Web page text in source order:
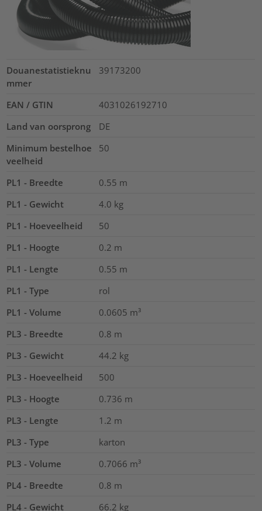
Douanestatistieknu
mmer
39173200
EAN / GTIN
4031026192710
Land van oorsprong
DE
Minimum bestelhoe
veelheid
50
PL1 - Breedte 0.55 m
PL1 - Gewicht
4.0 kg
PL1 - Hoeveelheid
50
PL1 - Hoogte
0.2 m
PL1 - Lengte
0.55 m
PL1 - Type
rol
PL1 - Volume
0.0605 m³
PL3 - Breedte
0.8 m
PL3 - Gewicht
44.2 kg
PL3 - Hoeveelheid
500
PL3 - Hoogte
0.736 m
PL3 - Lengte
1.2 m
PL3 - Type
karton
PL3 - Volume
0.7066 m³
PL4 - Breedte
0.8 m
PL4 - Gewicht
66.2 kg